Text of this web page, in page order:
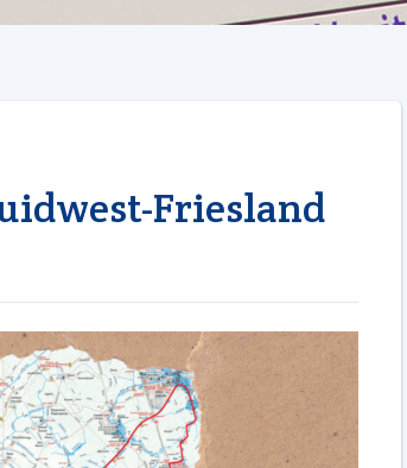
Friesland